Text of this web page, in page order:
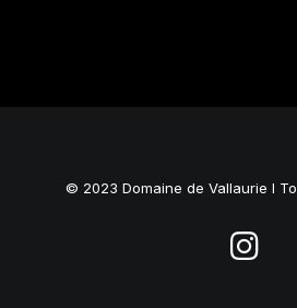
© 2023 Domaine de Vallaurie I